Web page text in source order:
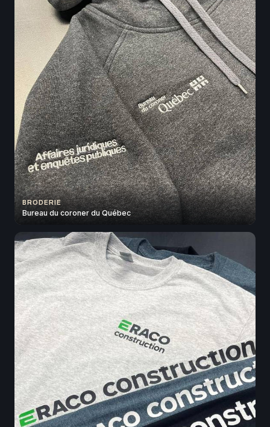
BRODERIE
Bureau du coroner du Québec